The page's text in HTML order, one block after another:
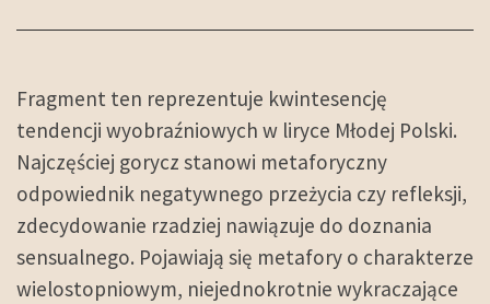
Fragment ten reprezentuje kwintesencję
tendencji wyobraźniowych w liryce Młodej Polski.
Najczęściej gorycz stanowi metaforyczny
odpowiednik negatywnego przeżycia czy refleksji,
zdecydowanie rzadziej nawiązuje do doznania
sensualnego. Pojawiają się metafory o charakterze
wielostopniowym, niejednokrotnie wykraczające